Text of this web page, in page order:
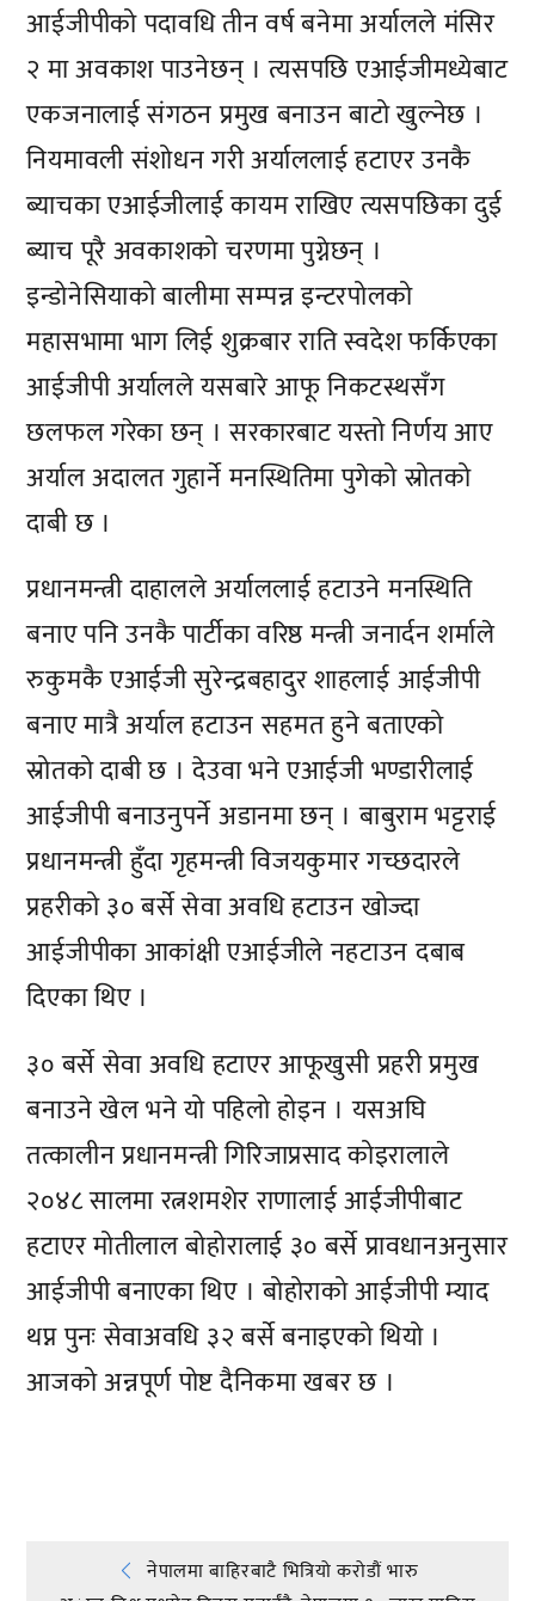
आईजीपीको पदावधि तीन वर्ष बनेमा अर्यालले मंसिर
२ मा अवकाश पाउनेछन् । त्यसपछि एआईजीमध्येबाट
एकजनालाई संगठन प्रमुख बनाउन बाटो खुल्नेछ ।
नियमावली संशोधन गरी अर्याललाई हटाएर उनकै
ब्याचका एआईजीलाई कायम राखिए त्यसपछिका दुई
ब्याच पूरै अवकाशको चरणमा पुग्नेछन् ।
इन्डोनेसियाको बालीमा सम्पन्न इन्टरपोलको
महासभामा भाग लिई शुक्रबार राति स्वदेश फर्किएका
आईजीपी अर्यालले यसबारे आफू निकटस्थसँग
छलफल गरेका छन् । सरकारबाट यस्तो निर्णय आए
अर्याल अदालत गुहार्ने मनस्थितिमा पुगेको स्रोतको
दाबी छ ।
प्रधानमन्त्री दाहालले अर्याललाई हटाउने मनस्थिति
बनाए पनि उनकै पार्टीका वरिष्ठ मन्त्री जनार्दन शर्माले
रुकुमकै एआईजी सुरेन्द्रबहादुर शाहलाई आईजीपी
बनाए मात्रै अर्याल हटाउन सहमत हुने बताएको
स्रोतको दाबी छ । देउवा भने एआईजी भण्डारीलाई
आईजीपी बनाउनुपर्ने अडानमा छन् । बाबुराम भट्टराई
प्रधानमन्त्री हुँदा गृहमन्त्री विजयकुमार गच्छदारले
प्रहरीको ३० बर्से सेवा अवधि हटाउन खोज्दा
आईजीपीका आकांक्षी एआईजीले नहटाउन दबाब
दिएका थिए ।
३० बर्से सेवा अवधि हटाएर आफूखुसी प्रहरी प्रमुख
बनाउने खेल भने यो पहिलो होइन । यसअघि
तत्कालीन प्रधानमन्त्री गिरिजाप्रसाद कोइरालाले
२०४८ सालमा रत्नशमशेर राणालाई आईजीपीबाट
हटाएर मोतीलाल बोहोरालाई ३० बर्से प्रावधानअनुसार
आईजीपी बनाएका थिए । बोहोराको आईजीपी म्याद
थप्न पुनः सेवाअवधि ३२ बर्से बनाइएको थियो ।
आजको अन्नपूर्ण पोष्ट दैनिकमा खबर छ ।
नेपालमा बाहिरबाटै भित्रियो करोडौं भारु